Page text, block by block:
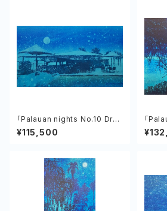
「Palauan nights No.10 Dro
p Off Bar ＆ Grill」植村友哉
¥115,500
「